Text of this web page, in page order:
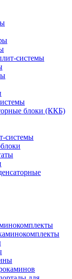
системы
блоки (ККБ)
системы